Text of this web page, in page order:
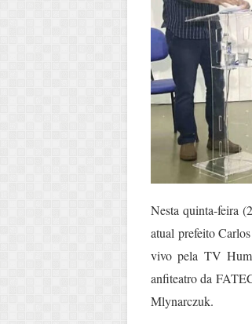
Nesta quinta-feira
atual prefeito
vivo pela TV
anfiteatro da
Mlynarczuk.